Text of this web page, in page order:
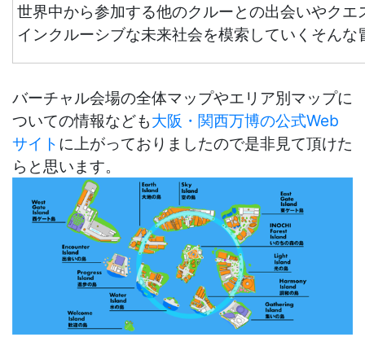
世界中から参加する他のクルーとの出会いやク
インクルーシブな未来社会を模索していくそん
バーチャル会場の全体マップやエリア別マップに
ついての情報なども大阪・関西万博の公式Web
サイト に上がっておりましたので是非見て頂けた
らと思います。